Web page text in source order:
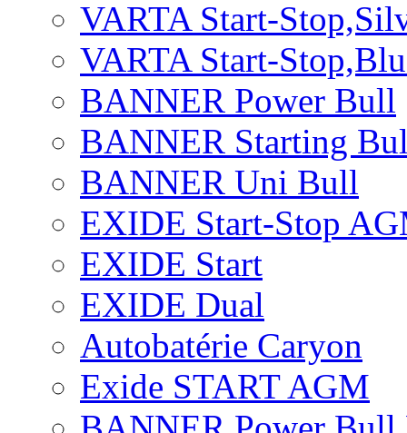
VARTA Start-
VARTA Start-
BANNER Power Bull
BANNER Starting
BANNER Uni Bull
EXIDE Start-Stop
EXIDE Start
EXIDE Dual
Autobatérie Caryon
Exide START AGM